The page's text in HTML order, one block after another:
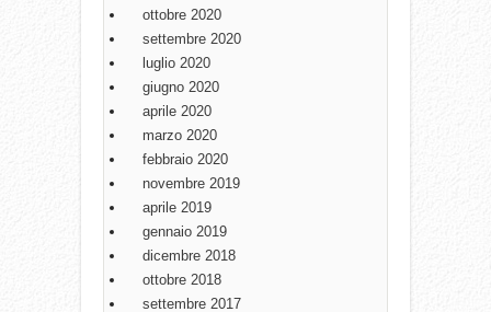
ottobre 2020
settembre 2020
luglio 2020
giugno 2020
aprile 2020
marzo 2020
febbraio 2020
novembre 2019
aprile 2019
gennaio 2019
dicembre 2018
ottobre 2018
settembre 2017